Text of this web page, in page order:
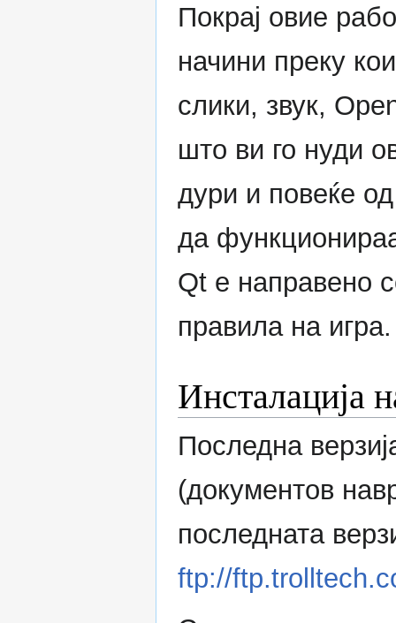
Покрај овие
начини преку
слики, звук,
што ви го нуди
дури и повеќе
да
Qt е направено
правила на игра.
Инсталација
Последна
(документов
последната
ftp://